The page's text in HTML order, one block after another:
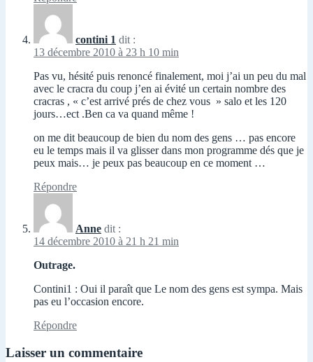
contini 1 dit :
13 décembre 2010 à 23 h 10 min
Pas vu, hésité puis renoncé finalement, moi j’ai un peu du mal
avec le cracra du coup j’en ai évité un certain nombre des
cracras , « c’est arrivé prés de chez vous » salo et les 120
jours…ect .Ben ca va quand même !
on me dit beaucoup de bien du nom des gens … pas encore
eu le temps mais il va glisser dans mon programme dés que je
peux mais… je peux pas beaucoup en ce moment …
Répondre
Anne dit :
14 décembre 2010 à 21 h 21 min
Outrage.
Contini1 : Oui il paraît que Le nom des gens est sympa. Mais
pas eu l’occasion encore.
Répondre
Laisser un commentaire